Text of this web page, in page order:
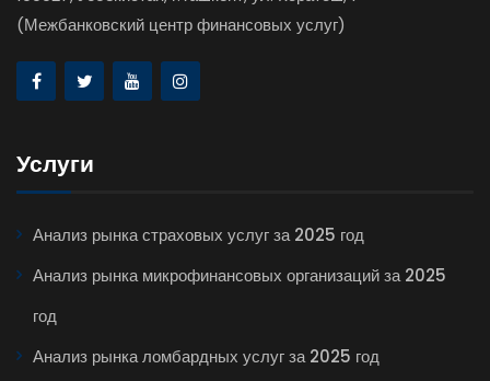
(Межбанковский центр финансовых услуг)
Услуги
Анализ рынка страховых услуг за 2025 год
Анализ рынка микрофинансовых организаций за 2025
год
Анализ рынка ломбардных услуг за 2025 год